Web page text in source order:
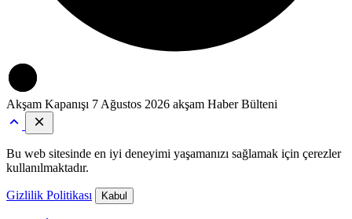
Akşam Kapanışı 7 Ağustos 2026 akşam Haber Bülteni
Bu web sitesinde en iyi deneyimi yaşamanızı sağlamak için çerezler
kullanılmaktadır.
Gizlilik Politikası Kabul